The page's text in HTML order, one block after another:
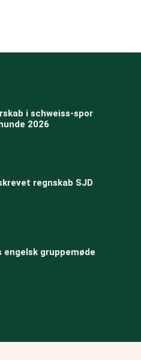
i schweiss-spor
2026
regnskab SJD
engelsk gruppemøde